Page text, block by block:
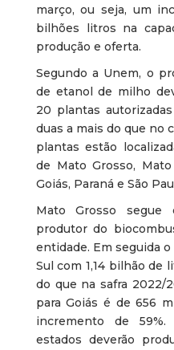
março, ou seja, um
bilhões litros na
produção e oferta.
Segundo a Unem, o
de etanol de milho
20 plantas
duas a mais do que no
plantas estão
de Mato Grosso,
Goiás, Paraná e São
Mato Grosso segue
produtor do
entidade. Em seguida
Sul com 1,14 bilhão de
do que na safra 2022/
para Goiás é de 656
incremento de
estados deverão